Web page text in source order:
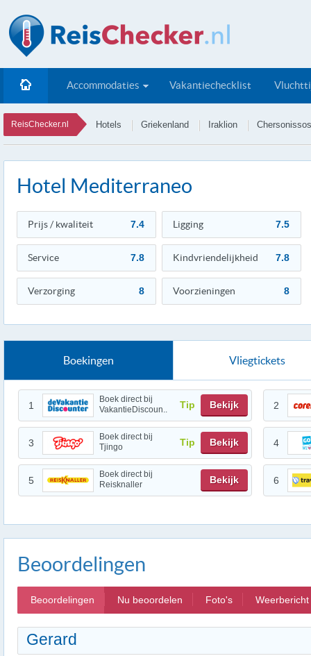
Accommodaties Vakantiechecklist
ReisChecker.nl Hotels Griekenland Iraklion Chersonissos
Hotel Mediterraneo
Prijs / kwaliteit 7.4 Ligging 7.5
Service 7.8 Kindvriendelijkheid 7.8
Verzorging 8 Voorzieningen 8
Boekingen Vliegtickets
1
Boek direct bij
VakantieDiscoun..
Tip Bekijk 2
3
Boek direct bij
Tjingo
Tip Bekijk 4
5
Boek direct bij
Reisknaller
Bekijk 6
Beoordelingen
Beoordelingen Nu beoordelen Foto's Weerbericht
Gerard